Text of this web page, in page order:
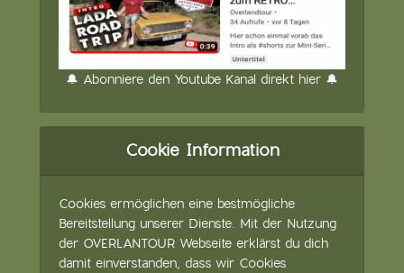
🔔 Abonniere den Youtube Kanal direkt hier 🔔
Cookie Information
Cookies ermöglichen eine bestmögliche
Bereitstellung unserer Dienste. Mit der Nutzung
der OVERLANTOUR Webseite erklärst du dich
damit einverstanden, dass wir Cookies